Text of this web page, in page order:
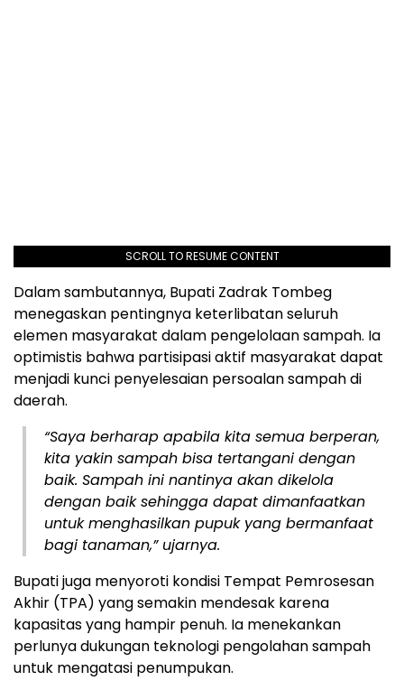
SCROLL TO RESUME CONTENT
Dalam sambutannya, Bupati Zadrak Tombeg
menegaskan pentingnya keterlibatan seluruh
elemen masyarakat dalam pengelolaan sampah. Ia
optimistis bahwa partisipasi aktif masyarakat dapat
menjadi kunci penyelesaian persoalan sampah di
daerah.
“Saya berharap apabila kita semua berperan,
kita yakin sampah bisa tertangani dengan
baik. Sampah ini nantinya akan dikelola
dengan baik sehingga dapat dimanfaatkan
untuk menghasilkan pupuk yang bermanfaat
bagi tanaman,” ujarnya.
Bupati juga menyoroti kondisi Tempat Pemrosesan
Akhir (TPA) yang semakin mendesak karena
kapasitas yang hampir penuh. Ia menekankan
perlunya dukungan teknologi pengolahan sampah
untuk mengatasi penumpukan.